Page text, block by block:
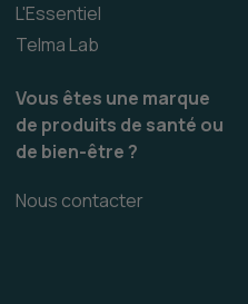
L'Essentiel
Telma Lab
Vous êtes une marque
de produits de santé ou
de bien-être ?
Nous contacter